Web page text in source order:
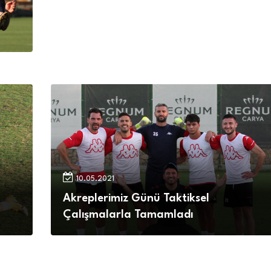
10.05.2021
Akreplerimiz Günü Taktiksel
Çalışmalarla Tamamladı